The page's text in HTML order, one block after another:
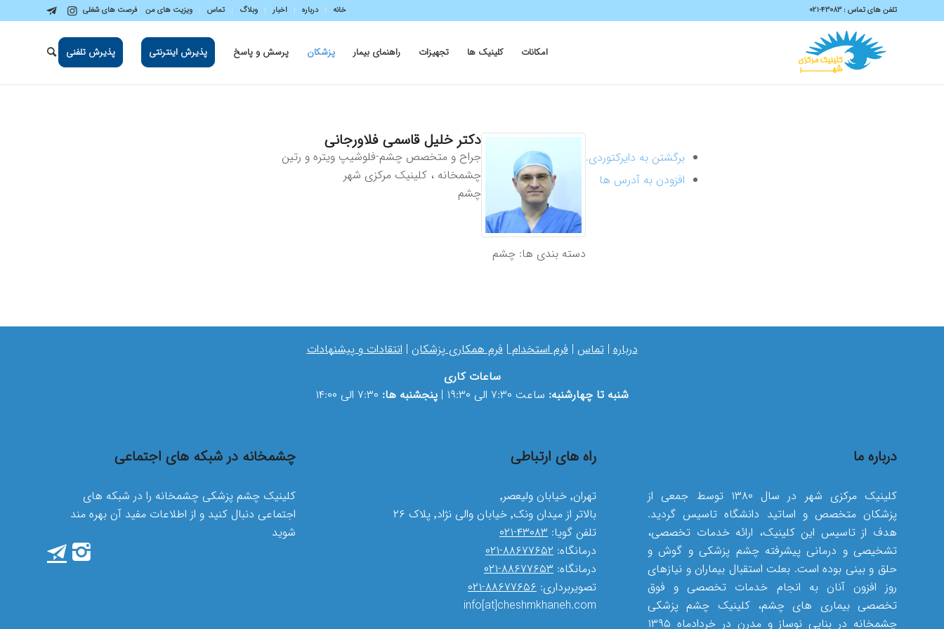
خانه درباره اخبار وبلاگ تماس ویزیت های من فرصت های شغلی تلفن های تماس : 43083-۰۲۱
امکانات کلینیک ها تجهیزات راهنمای بیمار پزشکان پرسش و پاسخ پذیرش اینترنتی پذیرش تلفنی
برگشتن به دایرکتوردی.
افزودن به آدرس ها
دکتر خلیل قاسمی فلاورجانی
جراح و متخصص چشم-فلوشیپ ویتره و رتین
چشمخانه ، کلینیک مرکزی شهر
چشم
دسته بندی ها:چشم
درباره|تماس |فرم استخدام|فرم همکاری پزشکان |انتقادات و پیشنهادات
ساعات کاری
شنبه تا چهارشنبه: ساعت ۷:۳۰ الی ۱۹:۳۰ | پنجشنبه ها:
درباره ما
کلینیک مرکزی شهر در سال ۱۳۸۰ توسط جمعی از
پزشکان متخصص و اساتید دانشگاه تاسیس گردید.
هدف از تاسیس این کلینیک، ارائه خدمات تخصصی،
تشخیصی و درمانی پیشرفته چشم پزشکی و گوش و
حلق و بینی بوده است. بعلت استقبال بیماران و نیازهای
روز افزون آنان به انجام خدمات تخصصی و فوق
تخصصی بیماری های چشم، کلینیک چشم پزشکی
چشمخانه در بنایی نوساز و مدرن در خردادماه ۱۳۹۵
راه های ارتباطی
تهران٬ خیابان ولیعصر٬
بالاتر از میدان ونک٬ خیابان والی نژاد٬ پلاک ۲۶
تلفن گویا: ۴۳۰۸۳-۰۲۱
درمانگاه: ۸۸۶۷۷۶۵۲-۰۲۱
درمانگاه: ۸۸۶۷۷۶۵۳-۰۲۱
تصویربرداری: ۸۸۶۷۷۶۵۶-۰۲۱
info[at]cheshmkhaneh.com
چشمخانه در شبکه های اجتماعی
کلینیک چشم پزشکی چشمخانه را در شبکه های
اجتماعی دنبال کنید و از اطلاعات مفید آن بهره مند
شوید